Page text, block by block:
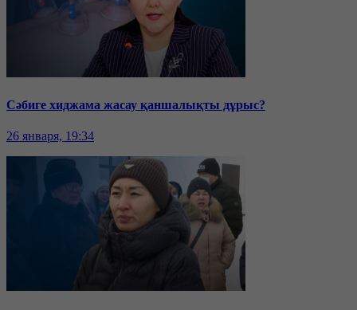
Сәбиге хиджама жасау қаншалықты дұрыс?
26 января, 19:34